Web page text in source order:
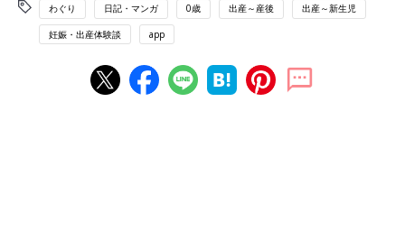
わぐり 日記・マンガ 0歳 出産～産後 出産～新生児
妊娠・出産体験談 app